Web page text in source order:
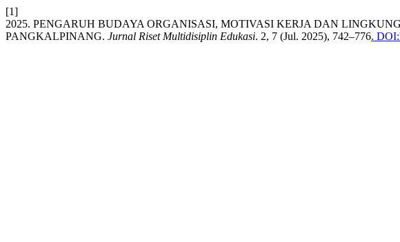
[1]
2025. PENGARUH BUDAYA ORGANISASI, MOTIVASI KERJA DAN
PANGKALPINANG. Jurnal Riset Multidisiplin Edukasi. 2, 7 (Jul. 2025), 742–776.